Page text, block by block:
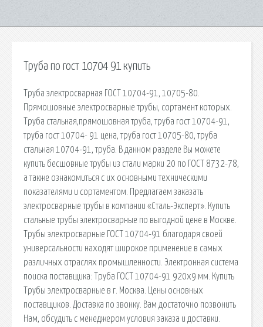
Труба по гост 10704 91 купить
Труба электросварная ГОСТ 10704-91, 10705-80.
Прямошовные электросварные трубы, сортамент которых.
Труба стальная,прямошовная труба, труба гост 10704-91,
труба гост 10704- 91 цена, труба гост 10705-80, труба
стальная 10704-91, труба. В данном разделе Вы можете
купить бесшовные трубы из стали марки 20 по ГОСТ 8732-78,
а также ознакомиться с их основными техническими
показателями и сортаментом. Предлагаем заказать
электросварные трубы в компании «Сталь-Эксперт». Купить
стальные трубы электросварные по выгодной цене в Москве.
Трубы электросварные ГОСТ 10704-91 благодаря своей
универсальности находят широкое применение в самых
различных отраслях промышленности. Электронная система
поиска поставщика: Труба ГОСТ 10704-91 920х9 мм. Купить
Трубы электросварные в г. Москва. Цены основных
поставщиков. Доставка по звонку. Вам достаточно позвонить
Нам, обсудить с менеджером условия заказа и доставки.